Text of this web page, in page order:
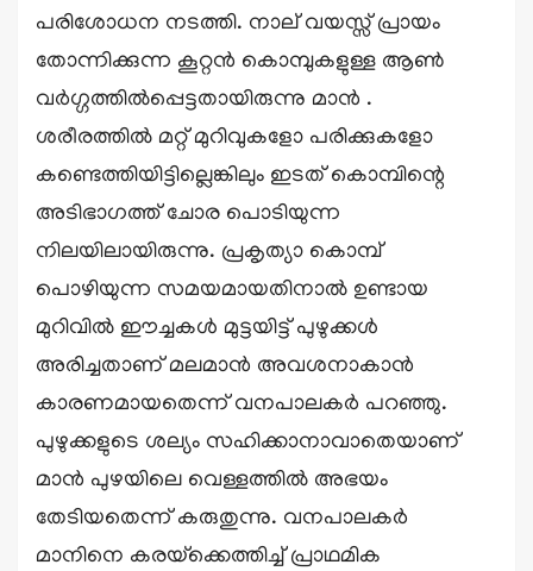
പരിശോധന നടത്തി. നാല് വയസ്സ് പ്രായം
തോന്നിക്കുന്ന കൂറ്റൻ കൊമ്പുകളുള്ള ആൺ
വർഗ്ഗത്തിൽപ്പെട്ടതായിരുന്നു മാൻ .
ശരീരത്തിൽ മറ്റ് മുറിവുകളോ പരിക്കുകളോ
കണ്ടെത്തിയിട്ടില്ലെങ്കിലും ഇടത് കൊമ്പിന്റെ
അടിഭാഗത്ത് ചോര പൊടിയുന്ന
നിലയിലായിരുന്നു. പ്രകൃത്യാ കൊമ്പ്
പൊഴിയുന്ന സമയമായതിനാൽ ഉണ്ടായ
മുറിവിൽ ഈച്ചകൾ മുട്ടയിട്ട് പുഴുക്കൾ
അരിച്ചതാണ് മലമാൻ അവശനാകാൻ
കാരണമായതെന്ന് വനപാലകർ പറഞ്ഞു.
പുഴുക്കളുടെ ശല്യം സഹിക്കാനാവാതെയാണ്
മാൻ പുഴയിലെ വെള്ളത്തിൽ അഭയം
തേടിയതെന്ന് കരുതുന്നു. വനപാലകർ
മാനിനെ കരയ്‌ക്കെത്തിച്ച് പ്രാഥമിക